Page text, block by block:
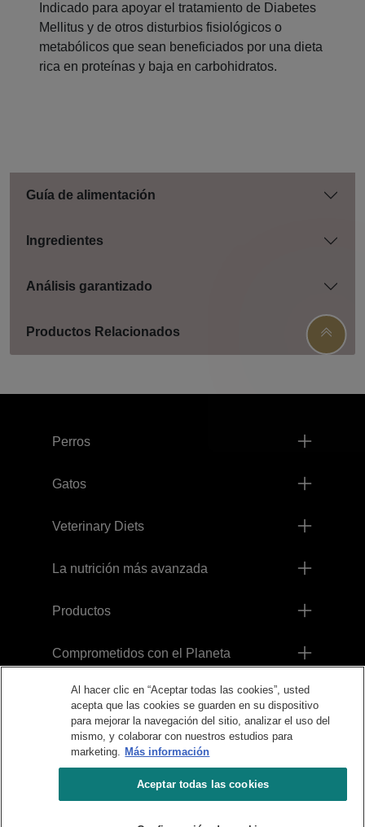
Indicado para apoyar el tratamiento de Diabetes
Mellitus y de otros disturbios fisiológicos o
metabólicos que sean beneficiados por una dieta
rica en proteínas y baja en carbohidratos.
Guía de alimentación
Ingredientes
Análisis garantizado
Productos Relacionados
Perros
Gatos
Veterinary Diets
La nutrición más avanzada
Productos
Comprometidos con el Planeta
Legales
Al hacer clic en “Aceptar todas las cookies”, usted
acepta que las cookies se guarden en su dispositivo
para mejorar la navegación del sitio, analizar el uso del
mismo, y colaborar con nuestros estudios para
marketing. Más información
Aceptar todas las cookies